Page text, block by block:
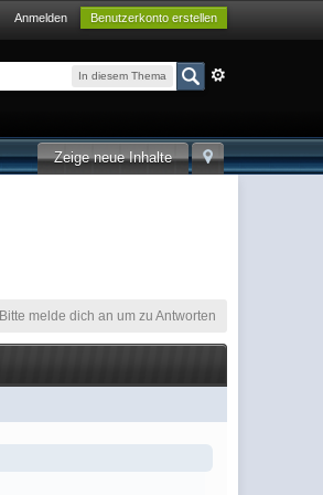
Anmelden Benutzerkonto erstellen
In diesem Thema
Zeige neue Inhalte
Bitte melde dich an um zu Antworten